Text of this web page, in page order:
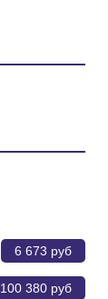
6 673 руб
100 380 руб